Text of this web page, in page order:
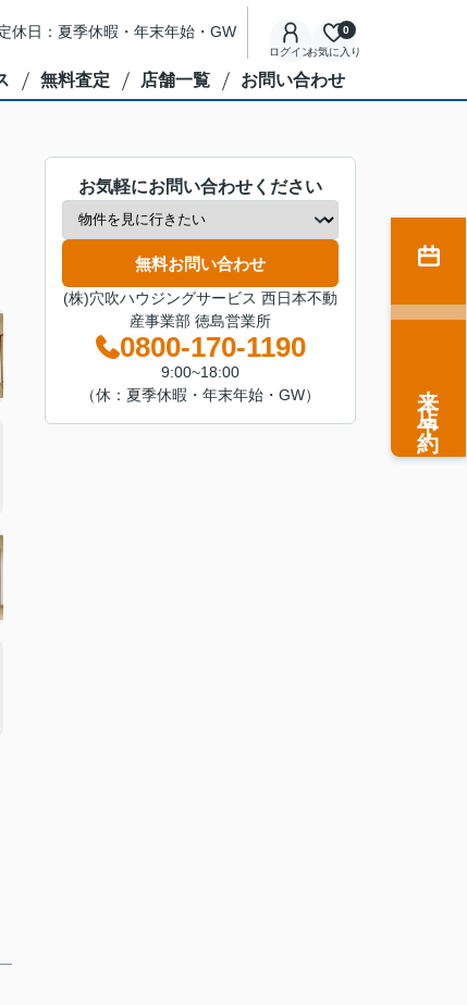
日：夏季休暇・年末年始・GW
ログインお気に入り
0
無料査定 店舗一覧 お問い合わせ
お気軽にお問い合わせください
無料お問い合わせ
(株)穴吹ハウジングサービス 西日本不動
産事業部 徳島営業所
0800-170-1190
9:00~18:00
（休：夏季休暇・年末年始・GW）
来店予約